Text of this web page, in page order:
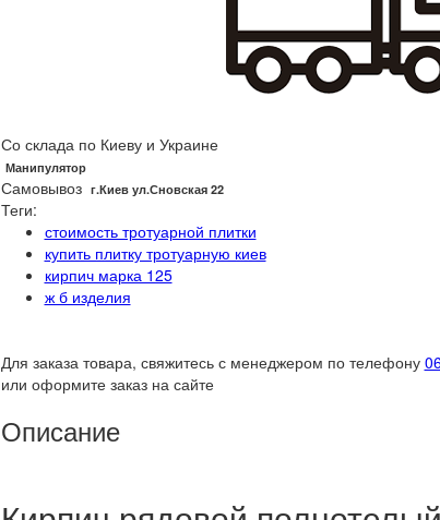
Со склада по Киеву и Украине
Манипулятор
Самовывоз г.Киев ул.Сновская 22
Теги:
стоимость тротуарной плитки
купить плитку тротуарную киев
кирпич марка 125
ж б изделия
Для заказа товара, свяжитесь с менеджером по телефону
или оформите заказ на сайте
Описание